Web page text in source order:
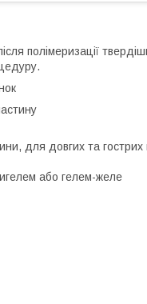
полімеризації
для довгих та
або гелем-желе